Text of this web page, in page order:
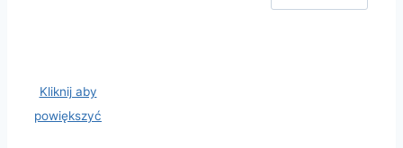
Kliknij aby
powiększyć